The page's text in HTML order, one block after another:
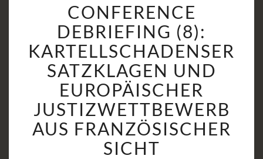
DEBRIEFING
(8):
UND
EUROPÄISCHER
JUSTIZWETTBEWERB
AUS
FRANZÖSISCHER
SICHT
CONFERENCE
DEBRIEFING (8):
KARTELLSCHADENSER
SATZKLAGEN UND
EUROPÄISCHER
JUSTIZWETTBEWERB
AUS FRANZÖSISCHER
SICHT